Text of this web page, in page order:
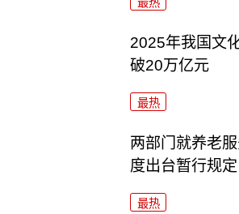
2025年我国文
破20万亿元
最热
两部门就养老
度出台暂行规定
最热